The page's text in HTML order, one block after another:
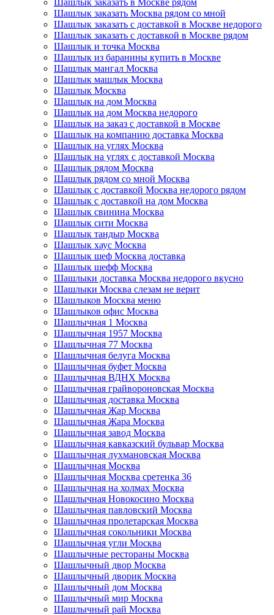
Шашлык заказать Москва рядом со мной
Шашлык заказать с доставкой в Москве недорого
Шашлык заказать с доставкой в Москве рядом
Шашлык и точка Москва
Шашлык из баранины купить в Москве
Шашлык мангал Москва
Шашлык машлык Москва
Шашлык Москва
Шашлык на дом Москва
Шашлык на дом Москва недорого
Шашлык на заказ с доставкой в Москве
Шашлык на компанию доставка Москва
Шашлык на углях Москва
Шашлык на углях с доставкой Москва
Шашлык рядом Москва
Шашлык рядом со мной Москва
Шашлык с доставкой Москва недорого рядом
Шашлык с доставкой на дом Москва
Шашлык свинина Москва
Шашлык сити Москва
Шашлык тандыр Москва
Шашлык хаус Москва
Шашлык шеф Москва доставка
Шашлык шефф Москва
Шашлыки доставка Москва недорого вкусно
Шашлыки Москва слезам не верит
Шашлыков Москва меню
Шашлыков офис Москва
Шашлычная 1 Москва
Шашлычная 1957 Москва
Шашлычная 77 Москва
Шашлычная белуга Москва
Шашлычная буфет Москва
Шашлычная ВДНХ Москва
Шашлычная грайвороновская Москва
Шашлычная доставка Москва
Шашлычная Жар Москва
Шашлычная Жара Москва
Шашлычная завод Москва
Шашлычная кавказский бульвар Москва
Шашлычная лухмановская Москва
Шашлычная Москва
Шашлычная Москва сретенка 36
Шашлычная на холмах Москва
Шашлычная Новокосино Москва
Шашлычная павловский Москва
Шашлычная пролетарская Москва
Шашлычная сокольники Москва
Шашлычная угли Москва
Шашлычные рестораны Москва
Шашлычный двор Москва
Шашлычный дворик Москва
Шашлычный дом Москва
Шашлычный мир Москва
Шашлычный рай Москва